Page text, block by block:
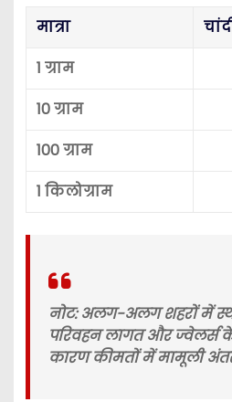
मात्रा
1 ग्राम
10 ग्राम
100 ग्राम
1 किलोग्राम
नोट:अलग-अलग शहरों में
परिवहन लागत और ज्वेलर्स
कारण कीमतों में मामूली